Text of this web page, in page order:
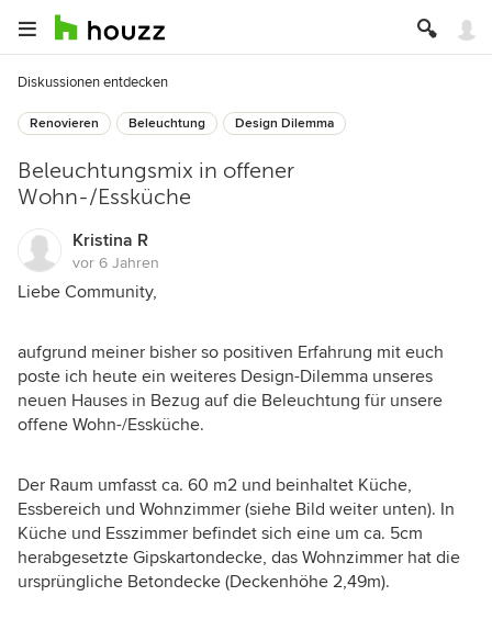
Diskussionen entdecken
Renovieren Beleuchtung Design Dilemma
Beleuchtungsmix in offener
Wohn-/Essküche
Kristina R
vor 6 Jahren
Liebe Community,
aufgrund meiner bisher so positiven Erfahrung mit euch
poste ich heute ein weiteres Design-Dilemma unseres
neuen Hauses in Bezug auf die Beleuchtung für unsere
offene Wohn-/Essküche.
Der Raum umfasst ca. 60 m2 und beinhaltet Küche,
Essbereich und Wohnzimmer (siehe Bild weiter unten). In
Küche und Esszimmer befindet sich eine um ca. 5cm
herabgesetzte Gipskartondecke, das Wohnzimmer hat die
ursprüngliche Betondecke (Deckenhöhe 2,49m).